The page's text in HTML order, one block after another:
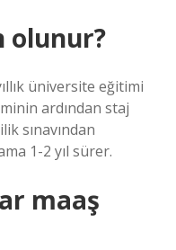
olunur?
üniversite eğitimi
ardından staj
sınavından
1-2 yıl sürer.
maaş